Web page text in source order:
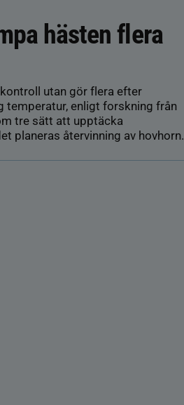
hästen flera
utan gör flera efter
temperatur, enligt forskning från
tre sätt att upptäcka
planeras återvinning av hovhorn.